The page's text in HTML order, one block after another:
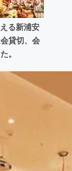
る新浦安
貸切、会
。